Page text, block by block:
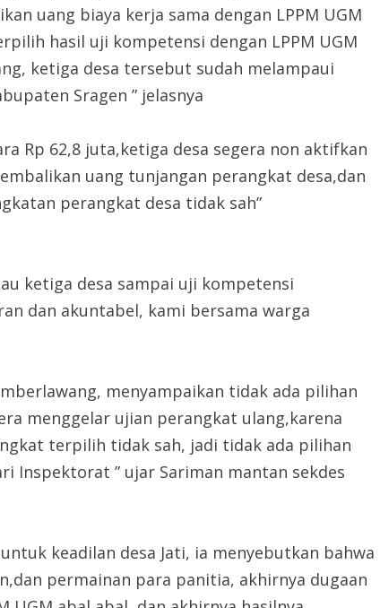
uang biaya kerja sama dengan LPPM UGM
hasil uji kompetensi dengan LPPM UGM
ketiga desa tersebut sudah melampaui
Sragen ” jelasnya
Rp 62,8 juta,ketiga desa segera non aktifkan
uang tunjangan perangkat desa,dan
perangkat desa tidak sah”
ketiga desa sampai uji kompetensi
dan akuntabel, kami bersama warga
menyampaikan tidak ada pilihan
menggelar ujian perangkat ulang,karena
terpilih tidak sah, jadi tidak ada pilihan
Inspektorat ” ujar Sariman mantan sekdes
keadilan desa Jati, ia menyebutkan bahwa
permainan para panitia, akhirnya dugaan